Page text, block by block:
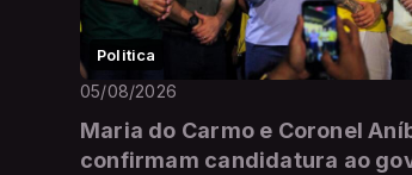
Politica
05/08/2026
Maria do Carmo e Coronel
confirmam candidatura ao